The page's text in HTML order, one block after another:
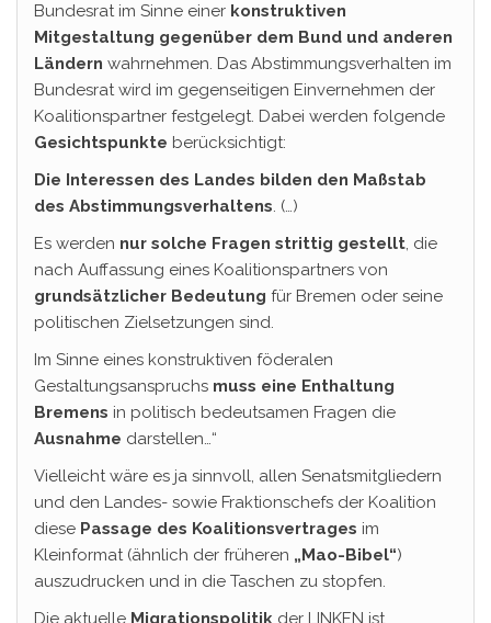
Bundesrat im Sinne einer konstruktiven
Mitgestaltung gegenüber dem Bund und anderen
Ländern wahrnehmen. Das Abstimmungsverhalten im
Bundesrat wird im gegenseitigen Einvernehmen der
Koalitionspartner festgelegt. Dabei werden folgende
Gesichtspunkte berücksichtigt:
Die Interessen des Landes bilden den Maßstab
des Abstimmungsverhaltens. (…)
Es werden nur solche Fragen strittig gestellt, die
nach Auffassung eines Koalitionspartners von
grundsätzlicher Bedeutung für Bremen oder seine
politischen Zielsetzungen sind.
Im Sinne eines konstruktiven föderalen
Gestaltungsanspruchs muss eine Enthaltung
Bremens in politisch bedeutsamen Fragen die
Ausnahme darstellen…“
Vielleicht wäre es ja sinnvoll, allen Senatsmitgliedern
und den Landes- sowie Fraktionschefs der Koalition
diese Passage des Koalitionsvertrages im
Kleinformat (ähnlich der früheren „Mao-Bibel“)
auszudrucken und in die Taschen zu stopfen.
Die aktuelle Migrationspolitik der LINKEN ist